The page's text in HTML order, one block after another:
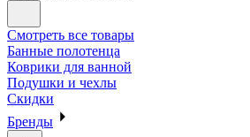
Смотреть все товары
Банные полотенца
Коврики для ванной
Подушки и чехлы
Скидки
Бренды